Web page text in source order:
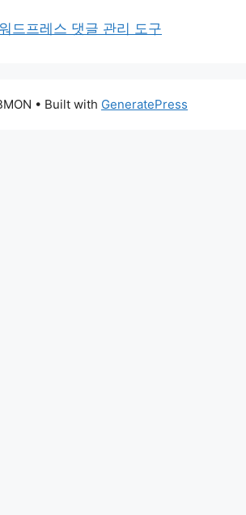
워드프레스 댓글 관리 도구
• Built with GeneratePress